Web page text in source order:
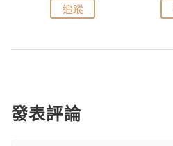
追蹤
發表評論